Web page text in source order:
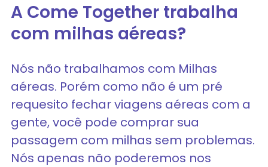
A Come Together trabalha
com milhas aéreas?
Nós não trabalhamos com Milhas
aéreas. Porém como não é um pré
requesito fechar viagens aéreas com a
gente, você pode comprar sua
passagem com milhas sem problemas.
Nós apenas não poderemos nos